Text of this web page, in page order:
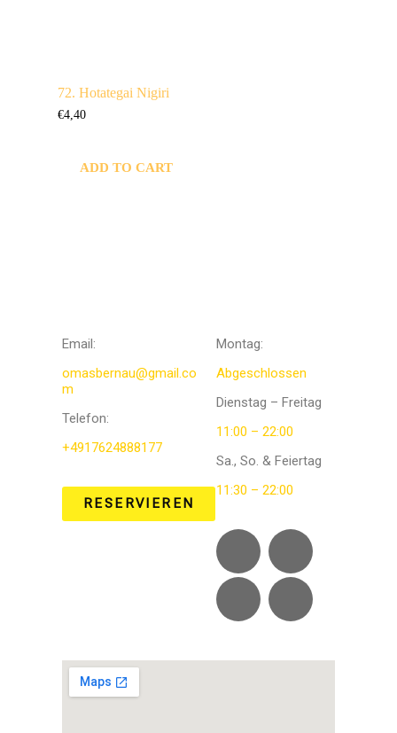
72. Hotategai Nigiri
€4,40
ADD TO CART
Email:
omasbernau@gmail.co
m
Telefon:
+4917624888177
RESERVIEREN
Montag:
Abgeschlossen
Dienstag – Freitag
11:00 – 22:00
Sa., So. & Feiertag
11:30 – 22:00